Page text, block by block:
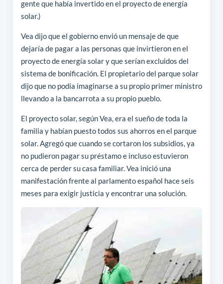
gente que había invertido en el proyecto de energía
solar.)
Vea dijo que el gobierno envió un mensaje de que
dejaría de pagar a las personas que invirtieron en el
proyecto de energía solar y que serían excluidos del
sistema de bonificación. El propietario del parque solar
dijo que no podía imaginarse a su propio primer ministro
llevando a la bancarrota a su propio pueblo.
El proyecto solar, según Vea, era el sueño de toda la
familia y habían puesto todos sus ahorros en el parque
solar. Agregó que cuando se cortaron los subsidios, ya
no pudieron pagar su préstamo e incluso estuvieron
cerca de perder su casa familiar. Vea inició una
manifestación frente al parlamento español hace seis
meses para exigir justicia y encontrar una solución.